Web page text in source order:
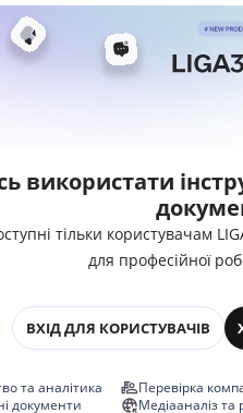
використати
тільки користувачам
для професійної
ВХІД ДЛЯ КОРИСТУВАЧІВ
та аналітика
документи
Перевірка
Медіааналіз та